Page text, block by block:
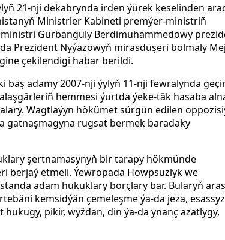
21-nji dekabrynda irden ýürek keselinden
Ministrler Kabineti premýer-ministriň
Gurbanguly Berdimuhammedowy
Prezident Nyýazowyň mirasdüşeri bolmaly
çekilendigi habar berildi.
bäş adamy 2007-nji ýylyň 11-nji fewralynda
hemmesi ýurtda ýeke-täk hasaba
Wagtlaýyn hökümet sürgün edilen
gatnaşmagyna rugsat bermek baradaky
şertnamasynyň bir tarapy hökmünde
berjaý etmeli. Ýewropada Howpsuzlyk we
adam hukuklary borçlary bar. Bularyň
kemsidýän çemeleşme ýa-da jeza, esassyz
pikir, wyždan, din ýa-da ynanç azatlygy,